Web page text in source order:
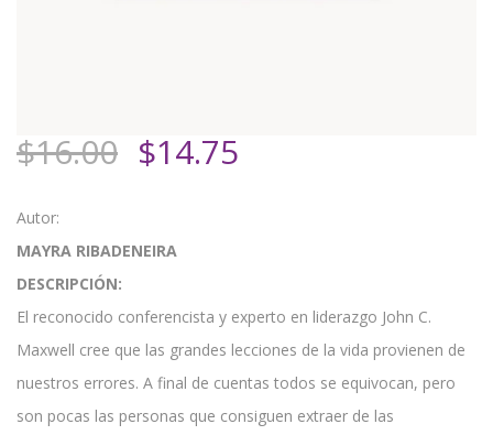
$16.00 El
era:
$14.75
Autor:
MAYRA RIBADENEIRA
DESCRIPCIÓN:
El reconocido conferencista y experto en liderazgo John C.
Maxwell cree que las grandes lecciones de la vida provienen de
nuestros errores. A final de cuentas todos se equivocan, pero
son pocas las personas que consiguen extraer de las